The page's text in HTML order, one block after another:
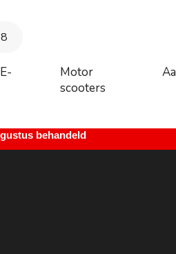
t/m donderdag 6 augustus.
behandeld
Motor
scooters